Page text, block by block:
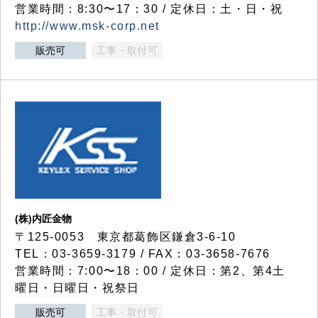
営業時間：8:30〜17：30 / 定休日：土・日・祝
http://www.msk-corp.net
販売可 工事・取付可
(株)内匠金物
〒125-0053 東京都葛飾区鎌倉3-6-10
TEL：03-3659-3179 / FAX：03-3658-7676
営業時間：7:00〜18：00 / 定休日：第2、第4土
曜日・日曜日・祝祭日
販売可 工事・取付可